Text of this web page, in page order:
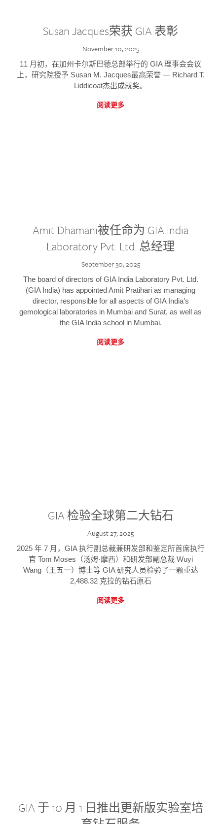
Susan Jacques荣获 GIA 表彰
November 10, 2025
11 月初，在加州卡尔斯巴德总部举行的 GIA 理事会会议
上，研究院授予 Susan M. Jacques最高荣誉 — Richard T.
Liddicoat杰出成就奖。
阅读更多
Amit Dhamani被任命为 GIA India
Laboratory Pvt. Ltd. 总经理
September 30, 2025
The board of directors of GIA India Laboratory Pvt. Ltd.
(GIA India) has appointed Amit Pratihari as managing
director, responsible for all aspects of GIA India’s
gemological laboratories in Mumbai and Surat, as well as
the GIA India school in Mumbai.
阅读更多
GIA 检验全球第二大钻石
August 27, 2025
2025 年 7 月，GIA 执行副总裁兼研发部和鉴定所首席执行
官 Tom Moses（汤姆·摩西）和研发部副总裁 Wuyi
Wang（王五一）博士等 GIA 研究人员检验了一颗重达
2,488.32 克拉的钻石原石
阅读更多
GIA 于 10 月 1 日推出更新版实验室培